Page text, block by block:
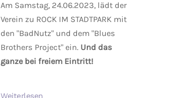
Am Samstag, 24.06.2023, lädt der
Verein zu ROCK IM STADTPARK mit
den "BadNutz" und dem "Blues
Brothers Project" ein. Und das
ganze bei freiem Eintritt!
Weiterlesen